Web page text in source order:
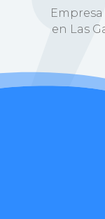
en Las